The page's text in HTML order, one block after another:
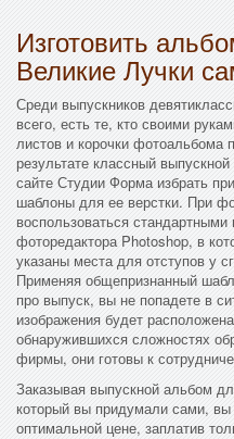
Изготовить
Великие Лучки
Среди выпускников
всего, есть те, кто своими
листов и корочки фотоальбома
результате классный
сайте Студии Форма избрать
шаблоны для ее верстки. При
воспользоваться
фоторедактора Photoshop, в
указаны места для отступов у
Применяя общепризнанный
про выпуск, вы не попадете в
изображения будет
обнаружившихся сложностях
фирмы, они готовы к
Заказывая выпускной альбом
который вы придумали сами, вы
оптимальной цене, заплатив